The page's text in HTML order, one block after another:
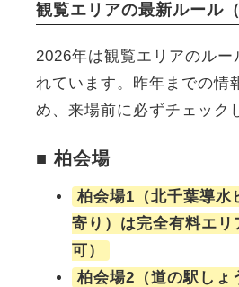
観覧エリアの最新ルール（
2026年は観覧エリアのルー
れています。昨年までの情
め、来場前に必ずチェック
■ 柏会場
柏会場1（北千葉導水
寄り）は完全有料エリ
可）
柏会場2（道の駅しょ